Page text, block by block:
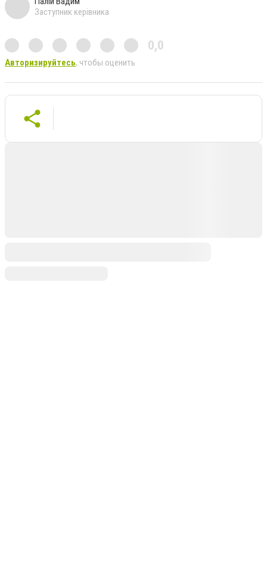
Заступник керівника
0,0
Авторизируйтесь, чтобы оценить